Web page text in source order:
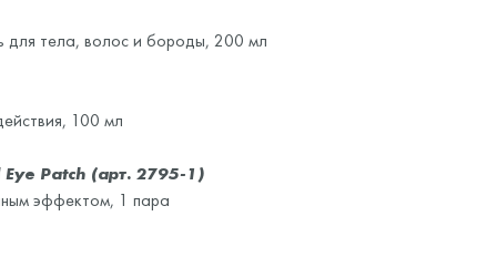
тела, волос и бороды, 200 мл
100 мл
Patch (арт. 2795-1)
эффектом, 1 пара